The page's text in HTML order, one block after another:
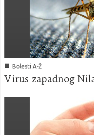
■ Bolesti A-Ž
Virus zapadnog